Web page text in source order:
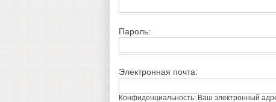
Пароль:
Электронная почта:
Конфиденциальность: Ваш электронный